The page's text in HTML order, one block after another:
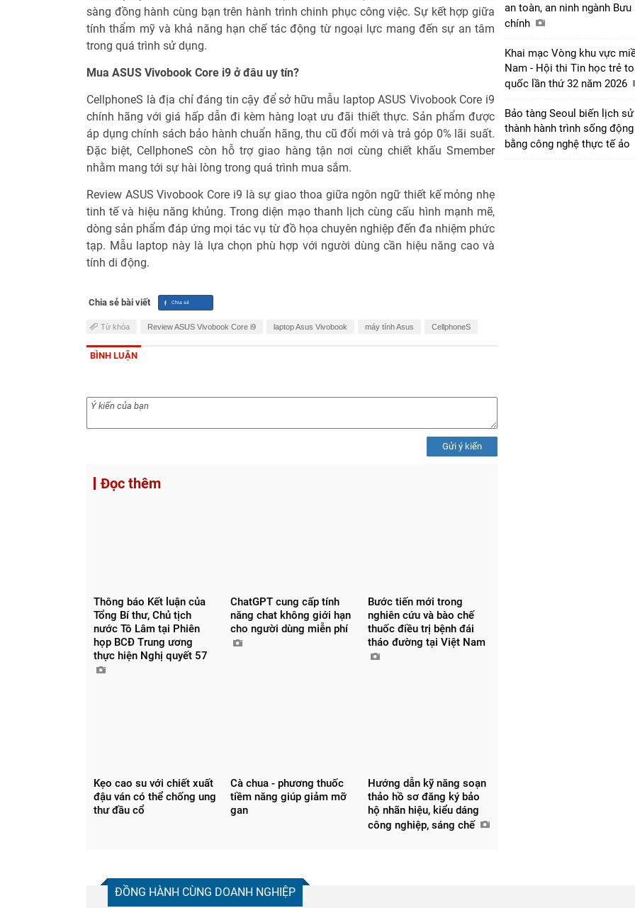
thực sắc nét trong mọi góc nhìn. Đặc biệt, cường độ ánh sáng mạnh mẽ cho phép
bạn duy trì hiệu quả làm việc dù đang ở ngoài trời.
Thiết kế tinh tế song hành cùng kết cấu bền bỉ
Review ASUS Vivobook Core i9 gây ấn tượng mạnh bởi lớp vỏ cao cấp cùng
đường nét cắt gọt tinh xảo tạo nên diện mạo đẳng cấp. Khung máy kết cấu cứng
Mẫu laptop ASUS Vivobook Core i9 đạt tiêu chuẩn độ bền MIL-STD 810H, sẵn
sàng đồng hành cùng bạn trên hành trình chinh phục công việc. Sự kết hợp giữa
tính thẩm mỹ và khả năng hạn chế tác động từ ngoại lực mang đến sự an tâm
trong quá trình sử dụng.
CellphoneS là địa chỉ đáng tin cậy để sở hữu mẫu laptop ASUS Vivobook Core i9
chính hãng với giá hấp dẫn đi kèm hàng loạt ưu đãi thiết thực. Sản phẩm được
áp dụng chính sách bảo hành chuẩn hãng, thu cũ đổi mới và trả góp 0% lãi suất.
Đặc biệt, CellphoneS còn hỗ trợ giao hàng tận nơi cùng chiết khấu Smember
Review ASUS Vivobook Core i9 là sự giao thoa giữa ngôn ngữ thiết kế mỏng nhẹ
tinh tế và hiệu năng khủng. Trong diện mạo thanh lịch cùng cấu hình mạnh mẽ,
dòng sản phẩm đáp ứng mọi tác vụ từ đồ họa chuyên nghiệp đến đa nhiệm phức
tạp. Mẫu laptop này là lựa chọn phù hợp với người dùng cần hiệu năng cao và
tính di động.
Thông báo Kết luận của
ChatGPT cung cấp tính
Bước tiến mới trong
nghiên cứu và bào chế
an toàn, an ninh ngành Bưu
chính
Khai mạc Vòng khu vực
Nam - Hội thi Tin học trẻ
quốc lần thứ 32 năm 2026
Bảo tàng Seoul biến lịch sử
thành hành trình sống động
bằng công nghệ thực tế ảo